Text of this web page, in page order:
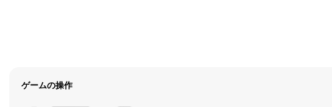
ゲームの操作